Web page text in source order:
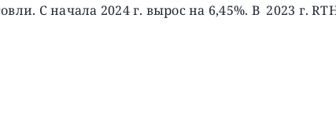
C начала 2024 г. вырос на 6,45%. В 2023 г.